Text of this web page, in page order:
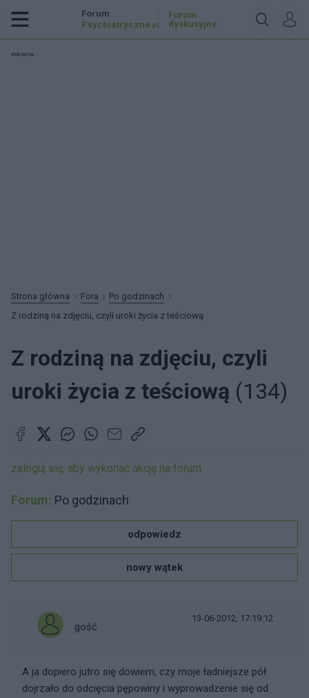
Forum
Psychiatryczne .pl
Forum
dyskusyjne
Reklama:
Strona główna Fora
Po godzinach
Z rodziną na zdjęciu, czyli uroki życia z teściową
Z rodziną na zdjęciu, czyli
uroki życia z teściową (134)
zaloguj się, aby wykonać akcję na forum
Forum: Po godzinach
odpowiedz
nowy wątek
gość
13-06-2012, 17:19:12
A ja dopiero jutro się dowiem, czy moje ładniejsze pół
dojrzało do odcięcia pępowiny i wyprowadzenie się od